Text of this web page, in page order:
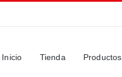
Inicio Tienda Productos